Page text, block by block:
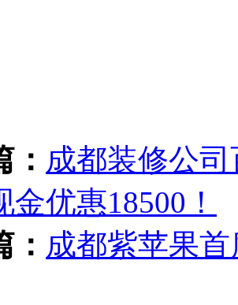
成都装修公
金优惠18500！
成都紫苹果